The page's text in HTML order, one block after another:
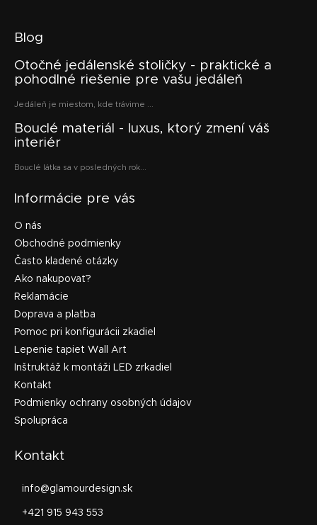
Blog
Otočné jedálenské stoličky - praktické a
pohodlné riešenie pre vašu jedáleň
Jedáleň je miestom, kde trávime ...
Bouclé materiál - luxus, ktorý zmení váš
interiér
Bouclé látka sa v posledných rok...
Informácie pre vás
O nás
Obchodné podmienky
Často kladené otázky
Ako nakupovať?
Reklamácie
Doprava a platba
Pomoc pri konfigurácii zkadiel
Lepenie tapiet Wall Art
Inštruktáž k montáži LED zrkadiel
Kontakt
Podmienky ochrany osobných údajov
Spolupráca
Kontakt
info@glamourdesign.sk
+421 915 943 553